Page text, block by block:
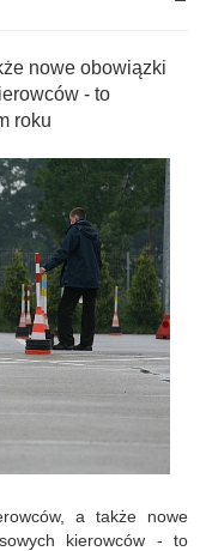
nowe obowiązki
- to
roku
a także nowe
kierowców - to